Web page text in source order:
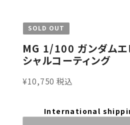
SOLD OUT
MG 1/100 ガンダムエ
シャルコーティング
¥10,750 税込
International